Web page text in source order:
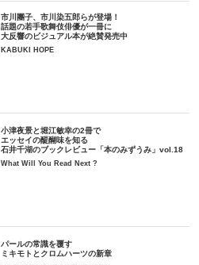
市川團子、市川染五郎らが登場！
話題の若手歌舞伎俳優が一冊に
大反響のビジュアル本が絶賛発売中
KABUKI HOPE
小津夜景と堀江敏幸の2冊で
エッセイの醍醐味を知る
石井千湖のブックレビュー「本のみずうみ」vol.18
What Will You Read Next ?
パールの常識を覆す
ミキモトとクロムハーツの新章